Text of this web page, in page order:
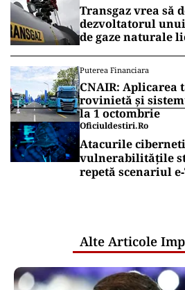
Transgaz vrea să
dezvoltatorul
de gaze naturale
Puterea Financiara
CNAIR:
rovinietă și
la 1 octombrie
Oficiuldestiri.ro
Atacurile
vulnerabilitățile
repetă scenariul
Alte Articole